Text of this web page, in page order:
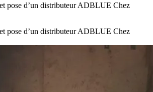
pose d’un distributeur ADBLUE Chez
pose d’un distributeur ADBLUE Chez